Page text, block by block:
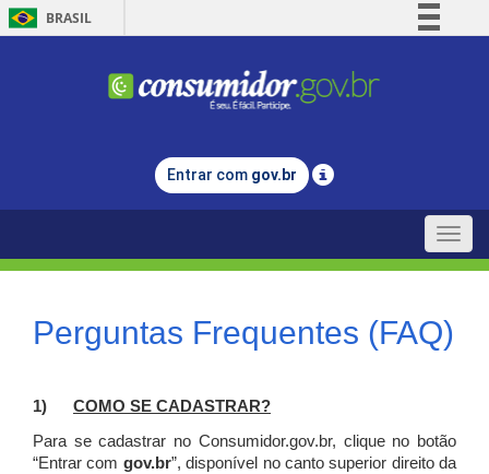
BRASIL
Comunica BR
Legislação
Entrar com gov.br
Toggle
Perguntas Frequentes (FAQ)
1) COMO SE CADASTRAR?
Para se cadastrar no Consumidor.gov.br, clique no botão
“Entrar com gov.br”, disponível no canto superior direito da